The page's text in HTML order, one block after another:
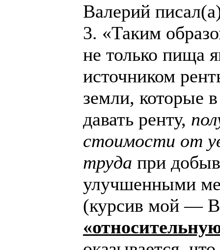
Валерий
3. «Таким
не только пища
источником
земли, которые
давать ренту,
стоимости от
труда при
улучшенными
(курсив мой —